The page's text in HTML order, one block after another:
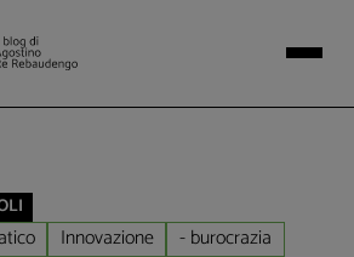
Innovazione - burocrazia